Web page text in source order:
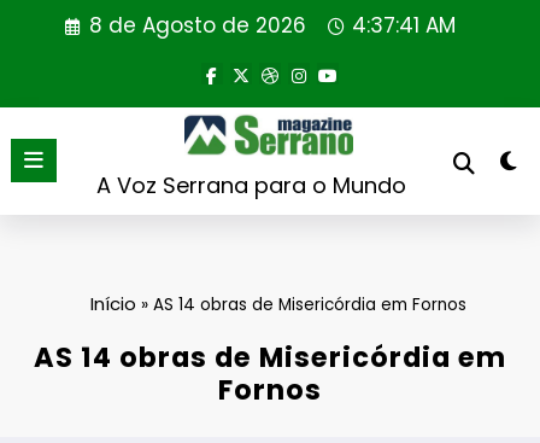
8 de Agosto de 2026 4:37:41 AM
A Voz Serrana para o Mundo
Início » AS 14 obras de Misericórdia em Fornos
AS 14 obras de Misericórdia em
Fornos